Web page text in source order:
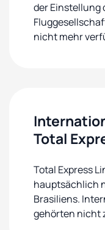
der Einstellung
nicht mehr
Total
Total Express
hauptsächlich
Brasiliens.
gehörten nicht